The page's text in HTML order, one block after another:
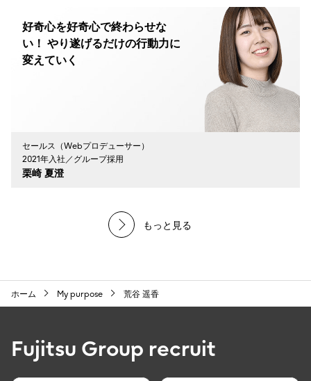
好奇心を好奇心で終わらせな
い！ やり遂げるだけの行動力に
変えていく
セールス（Webプロデューサー）
2021年入社／グループ採用
栗崎 夏澄
もっと見る
ホーム My purpose 荒谷 遥香
Fujitsu Group recruit